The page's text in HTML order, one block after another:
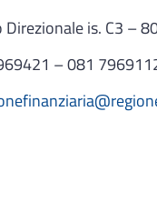
Direzionale is. C3 –
– 081